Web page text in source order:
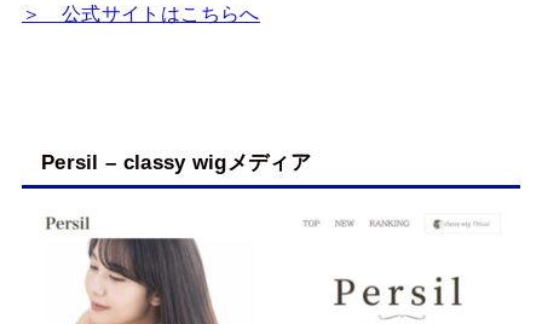
＞ 公式サイトはこちらへ
Persil – classy wigメディア